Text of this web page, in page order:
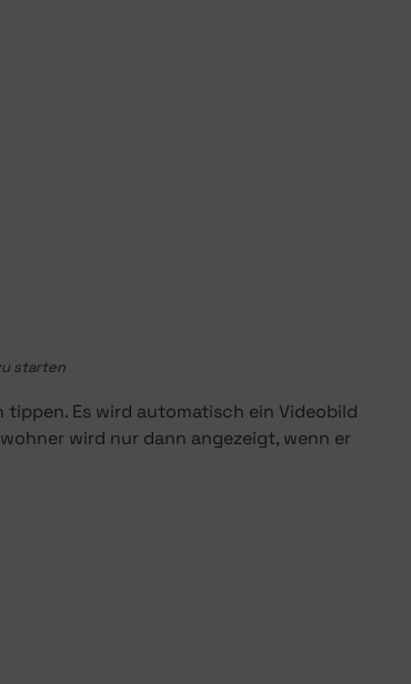
starten
tippen. Es wird automatisch ein Videobild
wird nur dann angezeigt, wenn er